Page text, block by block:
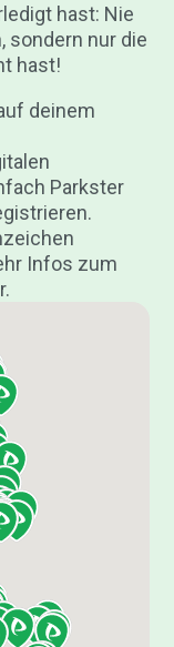
hast: Nie
sondern nur die
hast!
deinem
Parkster
Infos zum